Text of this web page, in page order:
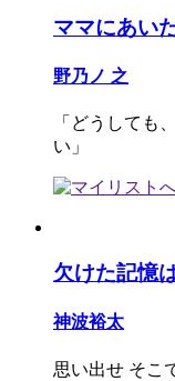
ママにあい
野乃ノ 之
「どうしても
い」
欠けた記憶
神波裕太
思い出せ そこ